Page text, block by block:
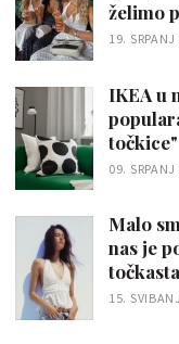
želimo
19.
IKEA u
09.
Malo
nas je
15.